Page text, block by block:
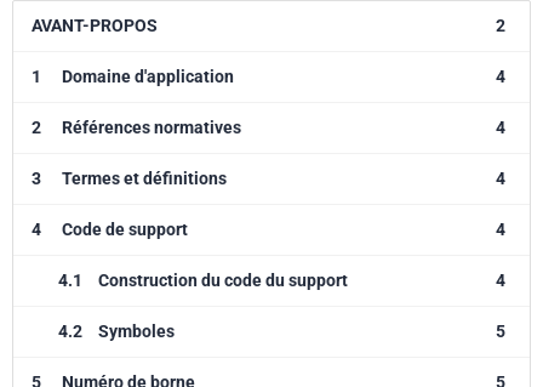
AVANT-PROPOS 2
1 Domaine d'application 4
2 Références normatives 4
3 Termes et définitions 4
4 Code de support 4
4.1 Construction du code du support 4
4.2 Symboles 5
5 Numéro de borne 5